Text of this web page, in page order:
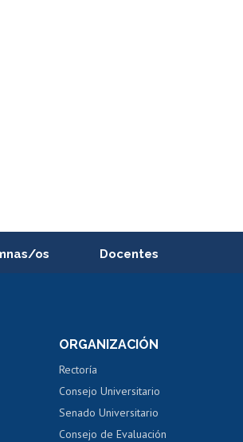
os Docentes
Perfeccionamiento
Evaluación docente
Calificación académica
Postulación al AUCAI
ORGANIZACIÓN
Rectoría
Consejo Universitario
Senado Universitario
Consejo de Evaluación